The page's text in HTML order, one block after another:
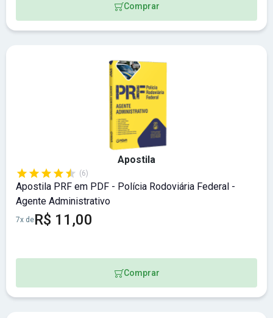
Comprar
Apostila
(6)
Apostila PRF em PDF - Polícia Rodoviária Federal -
Agente Administrativo
7x deR$ 11,00
Comprar